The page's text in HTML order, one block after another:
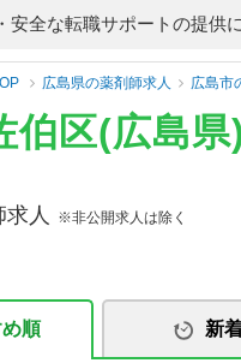
安全な転職サポートの提供
広島県の薬剤師求人 広島市
伯区(広島
求人 ※非公開求人は除く
順 新